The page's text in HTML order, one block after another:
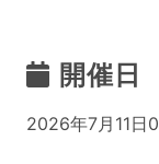
開催日
2026年7月11日